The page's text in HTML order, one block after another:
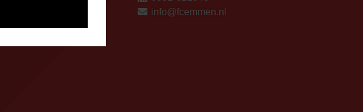
info@fcemmen.nl